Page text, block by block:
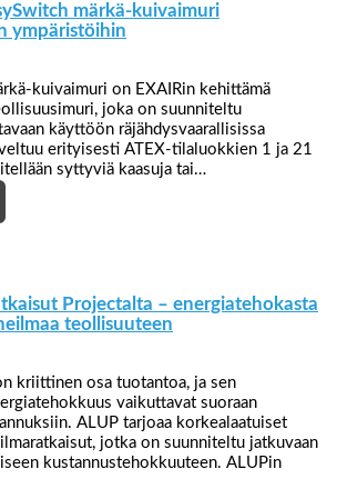
märkä-kuivaimuri
ympäristöihin
kuivaimuri on EXAIRin kehittämä
joka on suunniteltu
käyttöön räjähdysvaarallisissa
erityisesti ATEX-tilaluokkien 1 ja 21
syttyviä kaasuja tai…
Projectalta – energiatehokasta
teollisuuteen
kriittinen osa tuotantoa, ja sen
vaikuttavat suoraan
ALUP tarjoaa korkealaatuiset
jotka on suunniteltu jatkuvaan
kustannustehokkuuteen. ALUPin